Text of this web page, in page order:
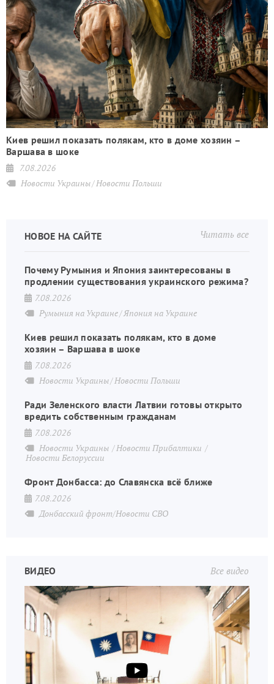
Киев решил показать полякам, кто в доме хозяин –
Варшава в шоке
7.08.2026
Новости Украины Новости Польши
Читать все
НОВОЕ НА САЙТЕ
Почему Румыния и Япония заинтересованы в
продлении существования украинского режима?
7.08.2026
Румыния на Украине Япония на Украине
Киев решил показать полякам, кто в доме
хозяин – Варшава в шоке
7.08.2026
Новости Украины Новости Польши
Ради Зеленского власти Латвии готовы открыто
вредить собственным гражданам
7.08.2026
Новости Украины
Новости Прибалтики
Новости Белоруссии
Фронт Донбасса: до Славянска всё ближе
7.08.2026
Донбасский фронт/Новости СВО
Все видео
ВИДЕО